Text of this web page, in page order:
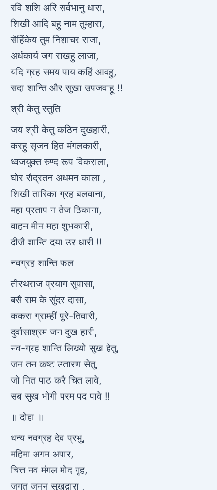
रवि शशि अरि सर्वभानु धारा,
शिखी आदि बहु नाम तुम्हारा,
सैहिंकेय तुम निशाचर राजा,
अर्धकार्य जग राखहु लाजा,
यदि ग्रह समय पाय कहिं आवहु,
सदा शान्ति और सुखा उपजवाहू !!
श्री केतु स्तुति
जय श्री केतु कठिन दुखहारी,
करहु सृजन हित मंगलकारी,
ध्वजयुक्त रुण्द रूप विकराला,
घोर रौद्रतन अधमन काला ,
शिखी तारिका ग्रह बलवाना,
महा प्रताप न तेज ठिकाना,
वाहन मीन महा शुभकारी,
दीजै शान्ति दया उर धारी !!
नवग्रह शान्ति फल
तीरथराज प्रयाग सुपासा,
बसै राम के सुंदर दासा,
ककरा ग्राम्हीं पुरे-तिवारी,
दुर्वासाश्रम जन दुख हारी,
नव-ग्रह शान्ति लिख्यो सुख हेतु,
जन तन कष्ट उतारण सेतु,
जो नित पाठ करै चित लावे,
सब सुख भोगी परम पद पावे !!
॥ दोहा ॥
धन्य नवग्रह देव प्रभु,
महिमा अगम अपार,
चित्त नव मंगल मोद गृह,
जगत जनन सुखद्वारा ,